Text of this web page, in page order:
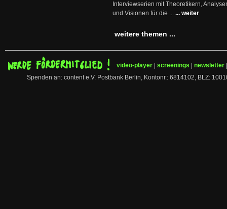
Interviewserien mit Theoretikern,
und Visionen für die ... ... weiter
weitere themen ...
video-player screenings newsletter
Spenden an: content e.V. Postbank Berlin, Kontonr.: 6814102, BLZ: